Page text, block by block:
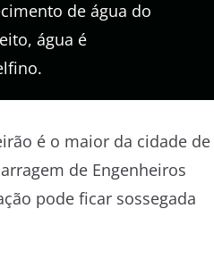
de água do
água é
é o maior da cidade de
de Engenheiros
pode ficar sossegada